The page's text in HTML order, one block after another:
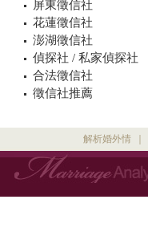
屏東徵信社
花蓮徵信社
澎湖徵信社
偵探社 / 私家偵探社
合法徵信社
徵信社推薦
解析婚外情